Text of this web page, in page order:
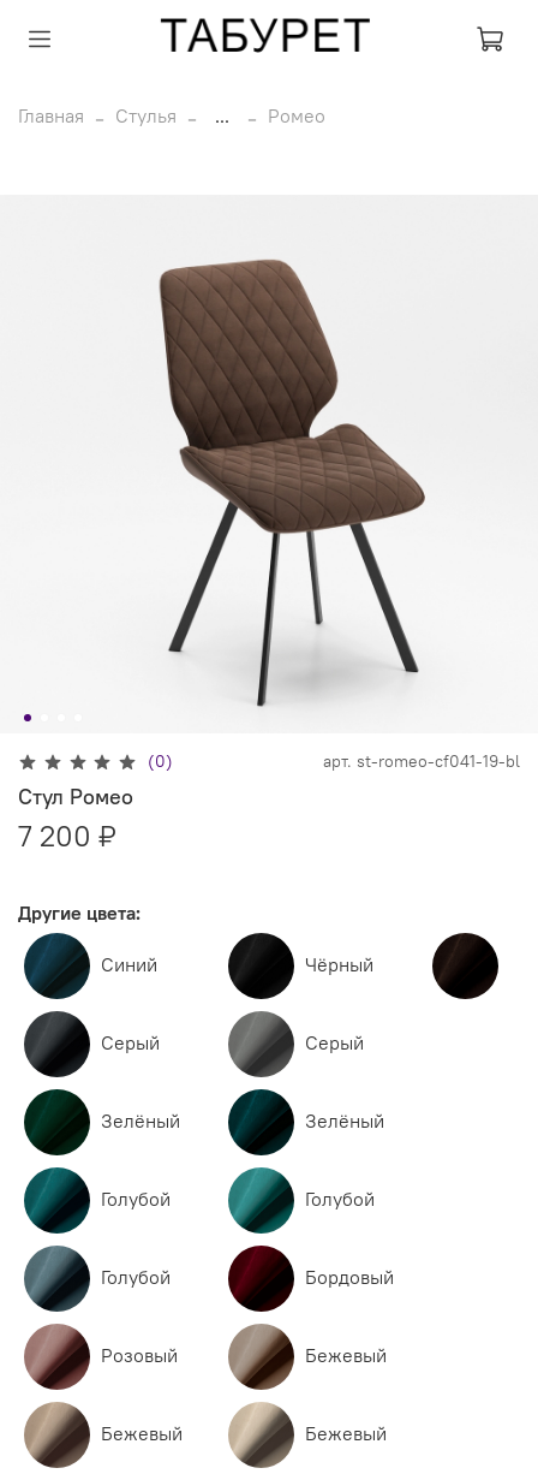
Главная Стулья ... Ромео
(0) арт. st-romeo-cf041-19-bl
Стул Ромео
7 200 ₽
Другие цвета:
Синий Чёрный
Серый Серый
Зелёный Зелёный
Голубой Голубой
Голубой Бордовый
Розовый Бежевый
Бежевый Бежевый